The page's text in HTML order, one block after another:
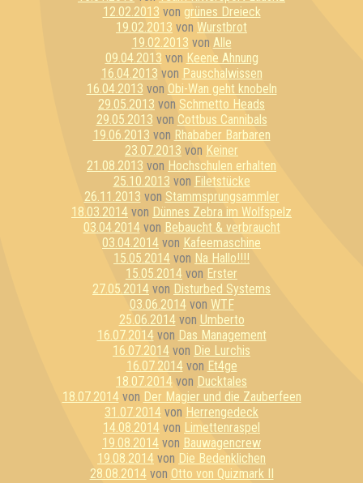
12.02.2013 von grünes Dreieck
19.02.2013 von Wurstbrot
19.02.2013 von Alle
09.04.2013 von Keene Ahnung
16.04.2013 von Pauschalwissen
16.04.2013 von Obi-Wan geht knobeln
29.05.2013 von Schmetto Heads
29.05.2013 von Cottbus Cannibals
19.06.2013 von Rhababer Barbaren
23.07.2013 von Keiner
21.08.2013 von Hochschulen erhalten
25.10.2013 von Filetstücke
26.11.2013 von Stammsprungsammler
18.03.2014 von Dünnes Zebra im Wolfspelz
03.04.2014von Bebaucht & verbraucht
03.04.2014 von Kafeemaschine
15.05.2014 von Na Hallo!!!!
15.05.2014 von Erster
27.05.2014 von Disturbed Systems
03.06.2014von WTF
25.06.2014von Umberto
16.07.2014von Das Management
16.07.2014 von Die Lurchis
16.07.2014von Et4ge
18.07.2014 von Ducktales
18.07.2014von Der Magier und die Zauberfeen
31.07.2014 von Herrengedeck
14.08.2014 von Limettenraspel
19.08.2014 von Bauwagencrew
19.08.2014 von Die Bedenklichen
28.08.2014von Otto von Quizmark II